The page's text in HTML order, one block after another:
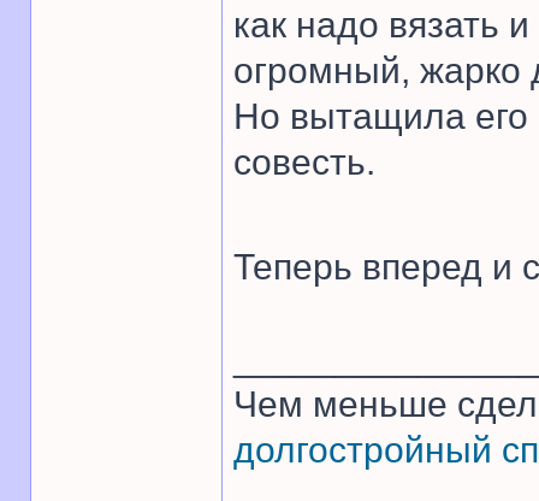
как надо вязать
огромный, жарко
Но вытащила его
совесть.
Теперь вперед и
Чем меньше
долгостройный